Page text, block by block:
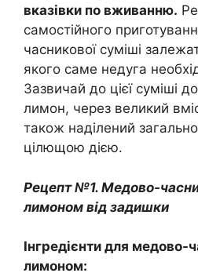
вказівки по вживанню.
самостійного
часникової суміші
якого саме недуга
Зазвичай до цієї суміші
лимон, через великий
також наділений
цілющою дією.
Рецепт №1. Медово-
лимоном від задишки
Інгредієнти для медово-
лимоном: